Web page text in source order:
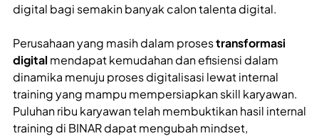
digital bagi semakin banyak calon talenta digital.
Perusahaan yang masih dalam prosestransformasi
digital mendapat kemudahan dan efisiensi dalam
dinamika menuju proses digitalisasi lewat internal
training yang mampu mempersiapkan skill karyawan.
Puluhan ribu karyawan telah membuktikan hasil internal
training di BINAR dapat mengubah mindset,